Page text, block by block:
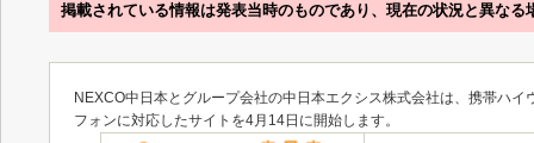
掲載されている情報は発表当時のものであり、現在の状況と異なる
NEXCO中日本とグループ会社の中日本エクシス株式会社は、携帯ハ
フォンに対応したサイトを4月14日に開始します。